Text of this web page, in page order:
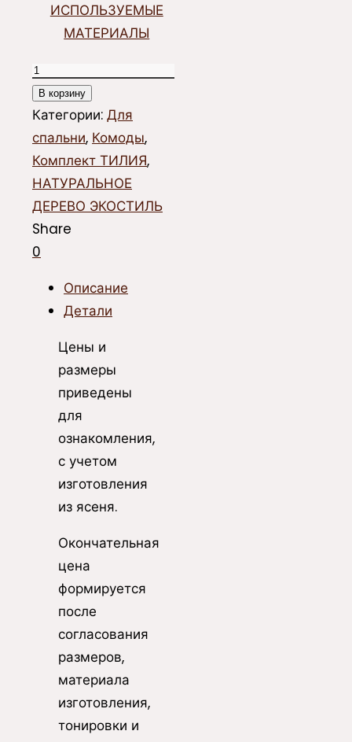
ИСПОЛЬЗУЕМЫЕ
МАТЕРИАЛЫ
Количество
товара
Комод
ТИЛИЯ-3+4
В корзину
Категории: Для
спальни, Комоды,
Комплект ТИЛИЯ,
НАТУРАЛЬНОЕ
ДЕРЕВО ЭКОСТИЛЬ
Share
0
Описание
Детали
Цены и
размеры
приведены
для
ознакомления,
с учетом
изготовления
из ясеня.
Окончательная
цена
формируется
после
согласования
размеров,
материала
изготовления,
тонировки и